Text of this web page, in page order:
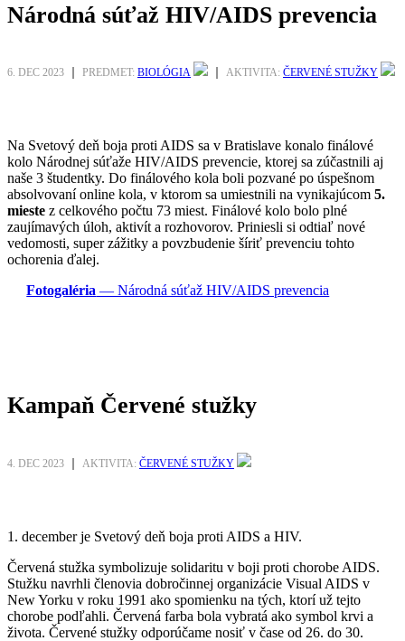
Národná súťaž HIV/AIDS prevencia
6. DEC 2023 PREDMET: BIOLÓGIA AKTIVITA: ČERVENÉ STUŽKY
Na Svetový deň boja proti AIDS sa v Bratislave konalo finálové
kolo Národnej súťaže HIV/AIDS prevencie, ktorej sa zúčastnili aj
naše 3 študentky. Do finálového kola boli pozvané po úspešnom
absolvovaní online kola, v ktorom sa umiestnili na vynikajúcom 5.
mieste z celkového počtu 73 miest. Finálové kolo bolo plné
zaujímavých úloh, aktivít a rozhovorov. Priniesli si odtiaľ nové
vedomosti, super zážitky a povzbudenie šíriť prevenciu tohto
ochorenia ďalej.
Fotogaléria — Národná súťaž HIV/AIDS prevencia
Kampaň Červené stužky
4. DEC 2023 AKTIVITA: ČERVENÉ STUŽKY
1. decemberje Svetový deň boja proti AIDS a HIV.
Červená stužka symbolizuje solidaritu v boji proti chorobe AIDS.
Stužku navrhli členovia dobročinnej organizácie Visual AIDS v
New Yorku v roku 1991 ako spomienku na tých, ktorí už tejto
chorobe podľahli. Červená farba bola vybratá ako symbol krvi a
života. Červené stužky odporúčame nosiť v čase od 26. do 30.